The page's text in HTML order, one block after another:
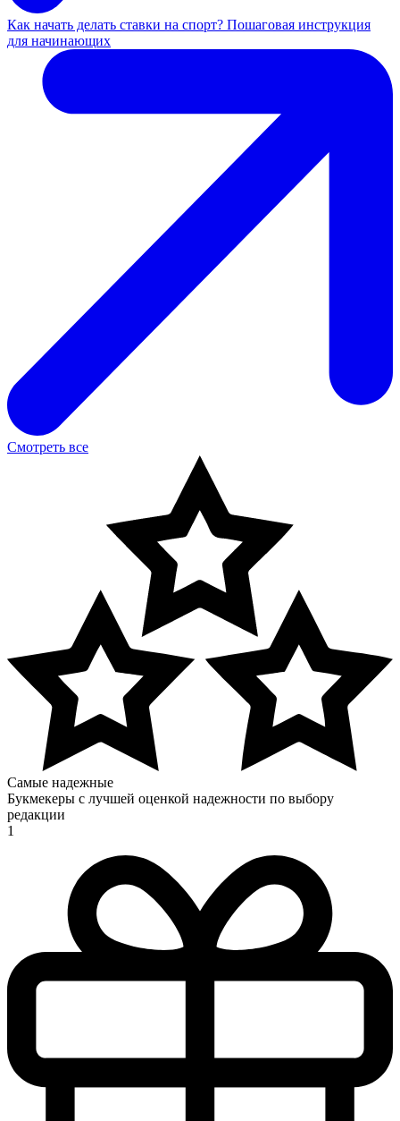
Как начать делать ставки на спорт? Пошаговая инструкция
для начинающих
Смотреть все
Самые надежные
Букмекеры с лучшей оценкой надежности по выбору
редакции
1